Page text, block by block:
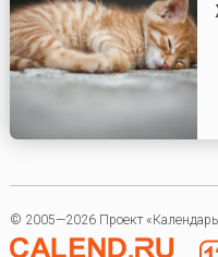
© 2005—2026 Проект «Календарь